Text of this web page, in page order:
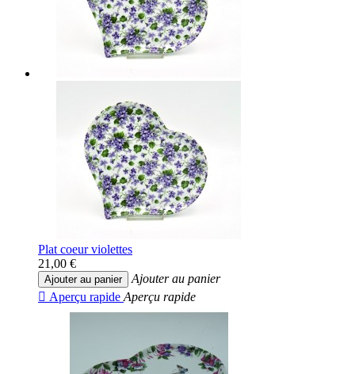
Plat coeur violettes
21,00 €
Ajouter au panier
Ajouter au panier
 Aperçu rapide Aperçu rapide